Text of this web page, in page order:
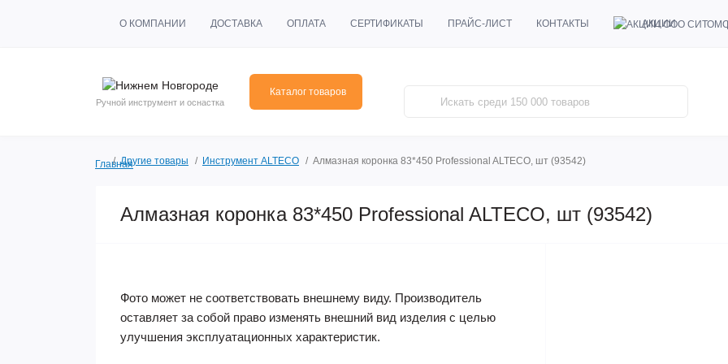
О КОМПАНИИ ДОСТАВКА ОПЛАТА СЕРТИФИКАТЫ ПРАЙС-ЛИСТ КОНТАКТЫ АКЦИИ
Ручной инструмент и оснастка
Каталог товаров
ГлавнаяДругие товары Инструмент ALTECO Алмазная коронка 83*450 Professional ALTECO, шт (93542)
Алмазная коронка 83*450 Professional ALTECO, шт (93542)
Фото может не соответствовать внешнему виду. Производитель
оставляет за собой право изменять внешний вид изделия с целью
улучшения эксплуатационных характеристик.